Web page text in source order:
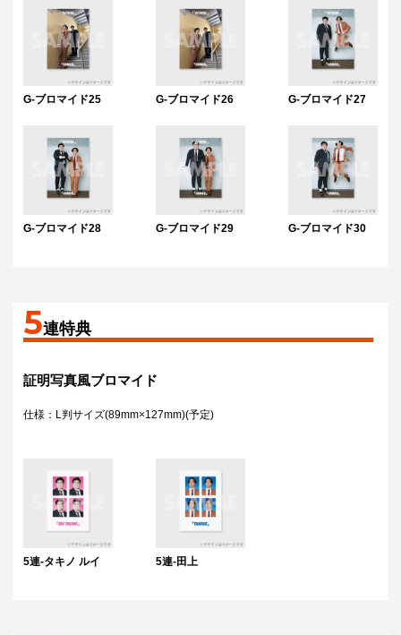
G-ブロマイド25 G-ブロマイド26 G-ブロマイド27
G-ブロマイド28 G-ブロマイド29 G-ブロマイド30
5連特典
証明写真風ブロマイド
仕様：L判サイズ(89mm×127mm)(予定)
5連-タキノ ルイ 5連-田上